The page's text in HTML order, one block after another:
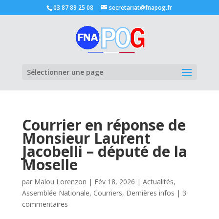
03 87 89 25 08 secretariat@fnapog.fr
Sélectionner une page
Courrier en réponse de
Monsieur Laurent
Jacobelli – député de la
Moselle
par Malou Lorenzon | Fév 18, 2026 | Actualités,
Assemblée Nationale, Courriers, Dernières infos | 3
commentaires